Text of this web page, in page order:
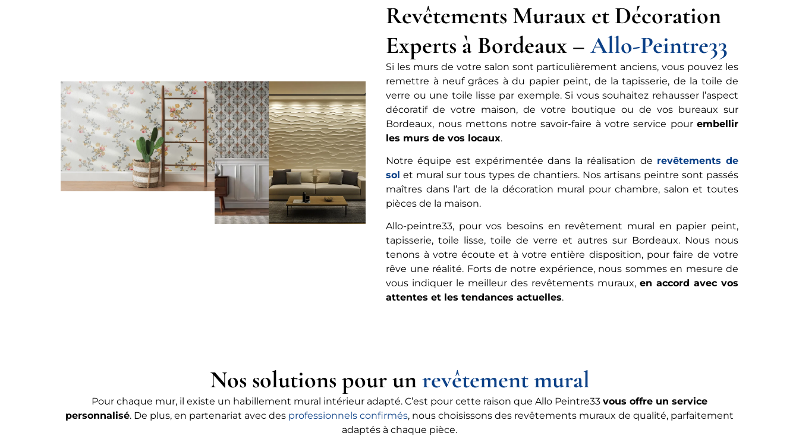
Revêtements Muraux et Décoration
Experts à Bordeaux –Allo-Peintre33
Si les murs de votre salon sont particulièrement anciens, vous pouvez les
remettre à neuf grâces à du papier peint, de la tapisserie, de la toile de
verre ou une toile lisse par exemple. Si vous souhaitez rehausser l’aspect
décoratif de votre maison, de votre boutique ou de vos bureaux sur
Bordeaux, nous mettons notre savoir-faire à votre service pour embellir
les murs de vos locaux.
Notre équipe est expérimentée dans la réalisation de revêtements de
sol et mural sur tous types de chantiers. Nos artisans peintre sont passés
maîtres dans l’art de la décoration mural pour chambre, salon et toutes
pièces de la maison.
Allo-peintre33, pour vos besoins en revêtement mural en papier peint,
tapisserie, toile lisse, toile de verre et autres sur Bordeaux. Nous nous
tenons à votre écoute et à votre entière disposition, pour faire de votre
rêve une réalité. Forts de notre expérience, nous sommes en mesure de
vous indiquer le meilleur des revêtements muraux,en accord avec vos
attentes et les tendances actuelles.
Nos solutions pour unrevêtement mural
Pour chaque mur, il existe un habillement mural intérieur adapté. C’est pour cette raison que Allo Peintre33 vous offre un service
personnalisé. De plus, en partenariat avec des professionnels confirmés, nous choisissons des revêtements muraux de qualité, parfaitement
adaptés à chaque pièce.